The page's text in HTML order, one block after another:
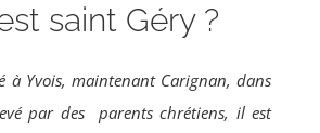
saint Géry ?
à Yvois, maintenant Carignan, dans
par des parents chrétiens, il est